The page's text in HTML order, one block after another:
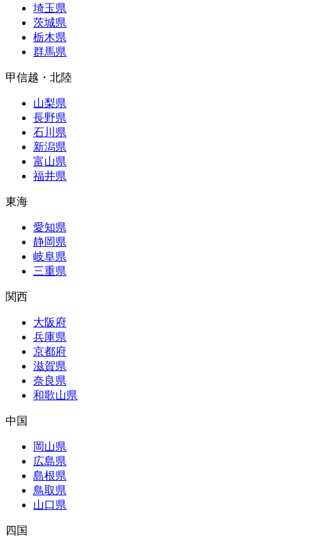
埼玉県
茨城県
栃木県
群馬県
甲信越・北陸
山梨県
長野県
石川県
新潟県
富山県
福井県
東海
愛知県
静岡県
岐阜県
三重県
関西
大阪府
兵庫県
京都府
滋賀県
奈良県
和歌山県
中国
岡山県
広島県
島根県
鳥取県
山口県
四国